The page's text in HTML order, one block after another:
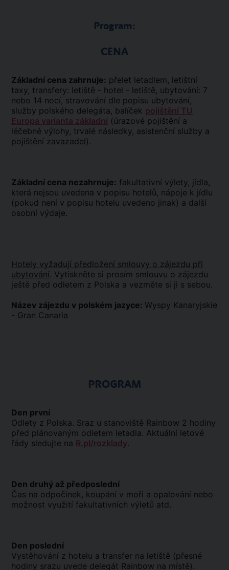
Program:
CENA
Základní cena zahrnuje: přelet letadlem, letištní
taxy, transfery: letiště - hotel - letiště, ubytování: 7
nebo 14 nocí, stravování dle popisu ubytování,
služby polského delegáta, balíček pojištění TU
Europa varianta základní (úrazové pojištění a
léčebné výlohy, trvalé následky, asistenční služby a
pojištění zavazadel).
Základní cena nezahrnuje: fakultativní výlety, jídla,
která nejsou uvedena v popisu hotelů, nápoje k jídlu
(pokud není v popisu hotelu uvedeno jinak) a další
osobní výdaje.
Hotely vyžadují předložení smlouvy o zájezdu při
ubytování. Vytiskněte si prosím smlouvu o zájezdu
ještě před odletem z Polska a vezměte si ji s sebou.
Název zájezdu v polském jazyce: Wyspy Kanaryjskie
- Gran Canaria
PROGRAM
Den první
Odlety z Polska. Sraz u stanoviště Rainbow 2 hodiny
před plánovaným odletem letadla. Aktuální letové
řády sledujte na R.pl/rozklady.
Den druhý až předposlední
Čas na odpočinek, koupání v moři a opalování nebo
možnost využití fakultativních výletů atd.
Den poslední
Vystěhování z hotelu a transfer na letiště (přesné
hodiny srazu uvede delegát Rainbow na místě).